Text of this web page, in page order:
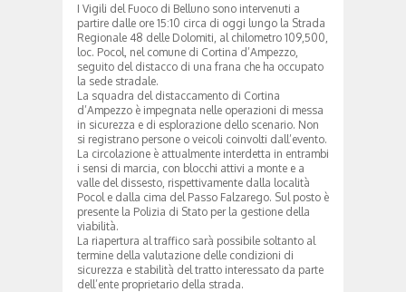
I Vigili del Fuoco di Belluno sono intervenuti a
partire dalle ore 15:10 circa di oggi lungo la Strada
Regionale 48 delle Dolomiti, al chilometro 109,500,
loc. Pocol, nel comune di Cortina d’Ampezzo,
seguito del distacco di una frana che ha occupato
la sede stradale.
La squadra del distaccamento di Cortina
d’Ampezzo è impegnata nelle operazioni di messa
in sicurezza e di esplorazione dello scenario. Non
si registrano persone o veicoli coinvolti dall’evento.
La circolazione è attualmente interdetta in entrambi
i sensi di marcia, con blocchi attivi a monte e a
valle del dissesto, rispettivamente dalla località
Pocol e dalla cima del Passo Falzarego. Sul posto è
presente la Polizia di Stato per la gestione della
viabilità.
La riapertura al traffico sarà possibile soltanto al
termine della valutazione delle condizioni di
sicurezza e stabilità del tratto interessato da parte
dell’ente proprietario della strada.